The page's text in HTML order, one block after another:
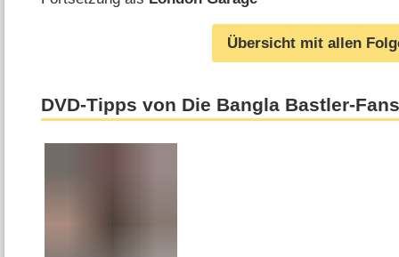
Übersicht mit allen
DVD-Tipps von Die Bangla Bastler-Fans